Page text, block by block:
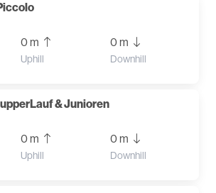
0 m
Uphill
0 m
Downhill
& Junioren
0 m
Uphill
0 m
Downhill